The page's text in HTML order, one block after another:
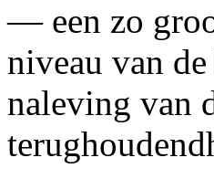
— een zo
niveau van
naleving van